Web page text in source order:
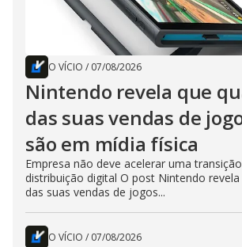
O VÍCIO / 07/08/2026
Nintendo revela que
das suas vendas de
são em mídia física
Empresa não deve acelerar uma
distribuição digital O post Nintendo revela
das suas vendas de jogos...
O VÍCIO / 07/08/2026